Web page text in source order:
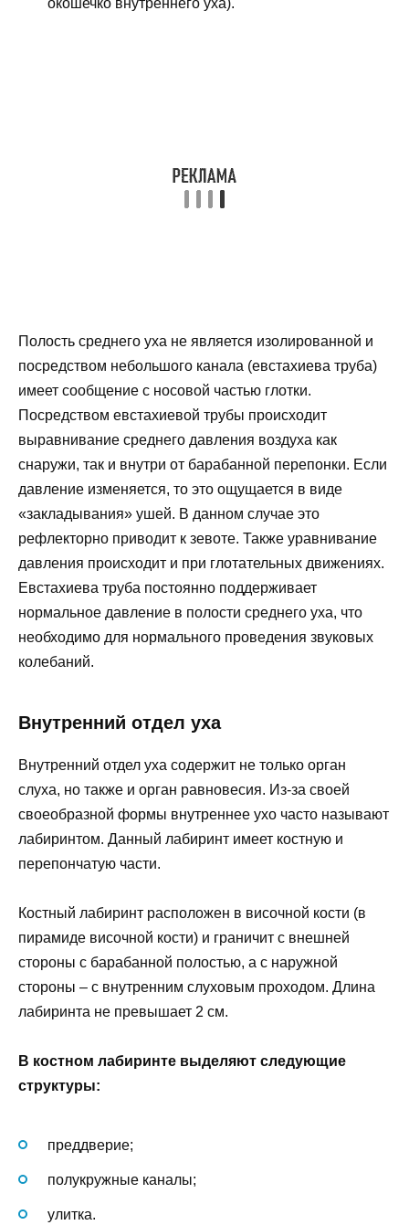
Полость среднего уха не является изолированной и
посредством небольшого канала (евстахиева труба)
имеет сообщение с носовой частью глотки.
Посредством евстахиевой трубы происходит
выравнивание среднего давления воздуха как
снаружи, так и внутри от барабанной перепонки. Если
давление изменяется, то это ощущается в виде
«закладывания» ушей. В данном случае это
рефлекторно приводит к зевоте. Также уравнивание
давления происходит и при глотательных движениях.
Евстахиева труба постоянно поддерживает
нормальное давление в полости среднего уха, что
необходимо для нормального проведения звуковых
колебаний.
Внутренний отдел уха
Внутренний отдел уха содержит не только орган
слуха, но также и орган равновесия. Из-за своей
своеобразной формы внутреннее ухо часто называют
лабиринтом. Данный лабиринт имеет костную и
перепончатую части.
Костный лабиринт расположен в височной кости (в
пирамиде височной кости) и граничит с внешней
стороны с барабанной полостью, а с наружной
стороны – с внутренним слуховым проходом. Длина
лабиринта не превышает 2 см.
В костном лабиринте выделяют следующие
структуры:
преддверие;
полукружные каналы;
улитка.